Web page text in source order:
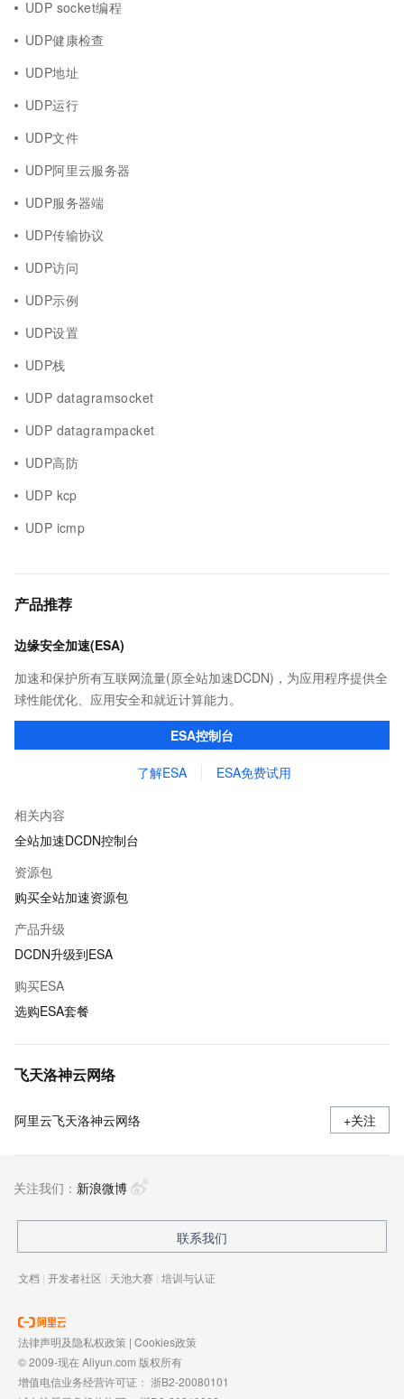
UDP socket编程
UDP健康检查
UDP地址
UDP运行
UDP文件
UDP阿里云服务器
UDP服务器端
UDP传输协议
UDP访问
UDP示例
UDP设置
UDP栈
UDP datagramsocket
UDP datagrampacket
UDP高防
UDP kcp
UDP icmp
产品推荐
边缘安全加速(ESA)
加速和保护所有互联网流量(原全站加速DCDN)，为应用程序提供全
球性能优化、应用安全和就近计算能力。
ESA控制台
了解ESA ESA免费试用
相关内容
全站加速DCDN控制台
资源包
购买全站加速资源包
产品升级
DCDN升级到ESA
购买ESA
选购ESA套餐
飞天洛神云网络
阿里云飞天洛神云网络 +关注
关注我们： 新浪微博
联系我们
文档 | 开发者社区 | 天池大赛 | 培训与认证
法律声明及隐私权政策 | Cookies政策
© 2009-现在 Aliyun.com 版权所有
增值电信业务经营许可证： 浙B2-20080101